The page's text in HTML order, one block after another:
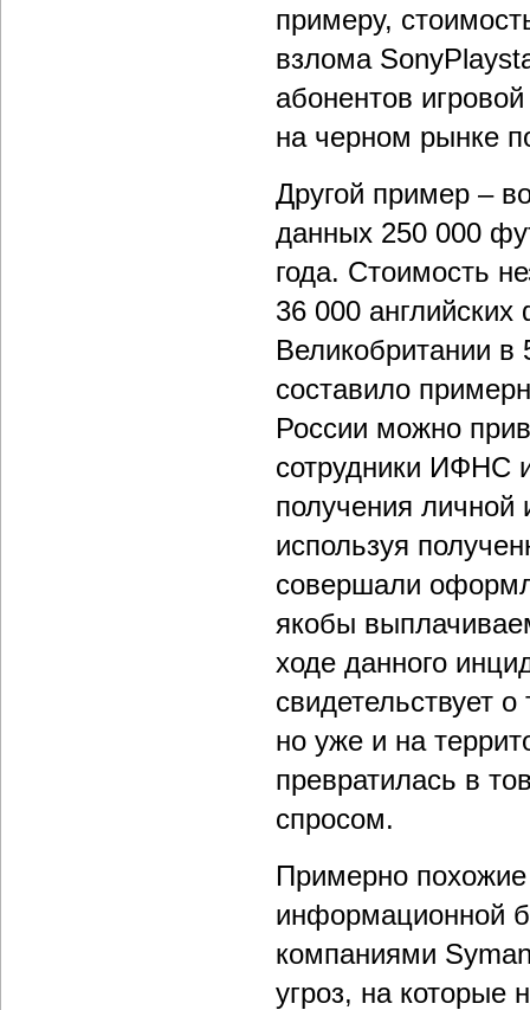
примеру,
взлома
абонентов
на черном рынке
Другой пример –
данных 250 000
года. Стоимость
36 000
Великобритании в
составило
России можно
сотрудники ИФНС
получения
используя
совершали
якобы
ходе данного
свидетельствует
но уже и на
превратилась в
спросом.
Примерно
информационной
компаниями
угроз, на которые